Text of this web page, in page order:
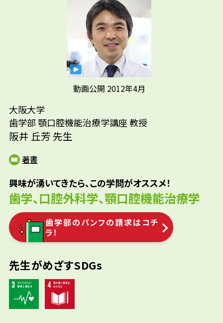
動画公開 2012年4月
大阪大学
歯学部 顎口腔機能治療学講座 教授
阪井 丘芳 先生
著書
興味が湧いてきたら、この学問がオススメ！
歯学、口腔外科学、顎口腔機能治療学
歯学部のパンフの請求はコチ
ラ！
先生がめざすSDGs
先生の学問へのきっかけは？
中学生になるまでは体が弱く、少年時代は病
院に通うことが多かったです。剣道部に入って
からは、病気をしなくなり、将来は医療の分
生にあこがれて、歯科医師をめざしましたが、
大学時代に訪れたドイツの病院で口腔外科医
として口腔がんに取り組む先生に出会い、進
路を決めました。がんを摘出した後も、口の
機能障がいがおこり、食べること、話すことが
できず、苦しむ患者さんがおられます。この
いかと考えるようになり、再生研究を始めまし
先輩たちはどんな仕事に携わって
いるの？
歯科医師/口腔外科医/博士/大学教授/大学院教
授/研究者
参考資料